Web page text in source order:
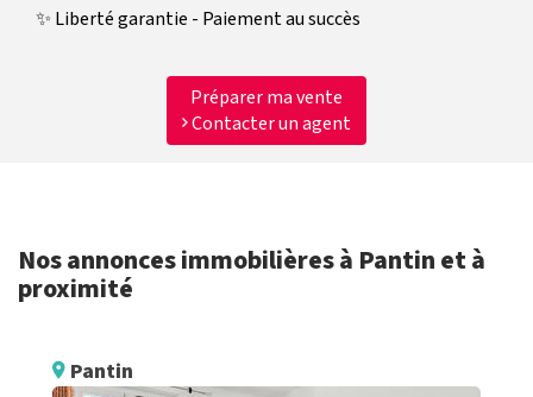
✨ Liberté garantie - Paiement au succès
Préparer ma vente
Contacter un agent
Nos annonces immobilières à Pantin et à
proximité
Pantin